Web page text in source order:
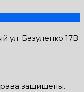
ул. Безуленко 17В
защищены.